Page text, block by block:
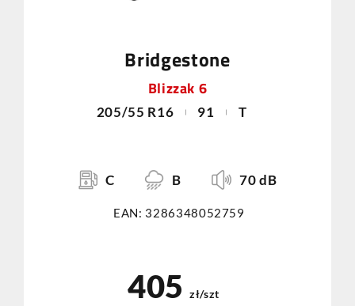
Bridgestone
Blizzak 6
205/55 R16 91 T
C B 70 dB
EAN: 3286348052759
405 zł/szt